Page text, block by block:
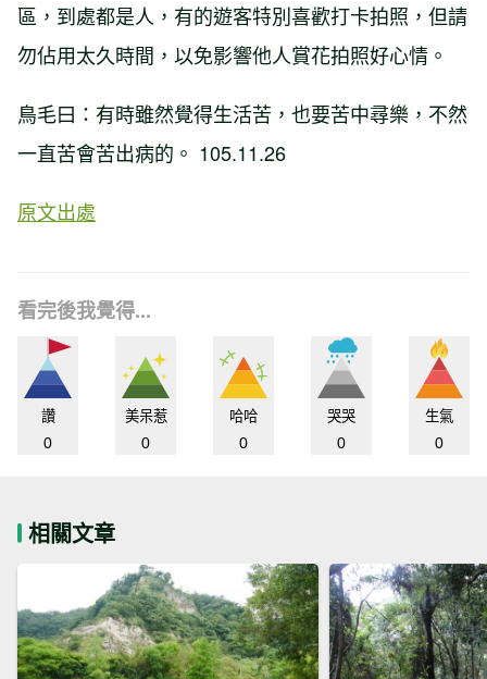
區，到處都是人，有的遊客特別喜歡打卡拍照，但請
勿佔用太久時間，以免影響他人賞花拍照好心情。
鳥毛曰：有時雖然覺得生活苦，也要苦中尋樂，不然
一直苦會苦出病的。 105.11.26
原文出處
看完後我覺得...
讚
0
美呆惹
0
哈哈
0
哭哭
0
生氣
0
相關文章